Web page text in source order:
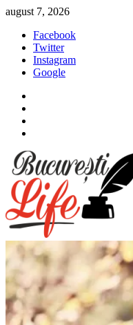
Sari
conținut
august 7, 2026
Facebook
Twitter
Instagram
Google